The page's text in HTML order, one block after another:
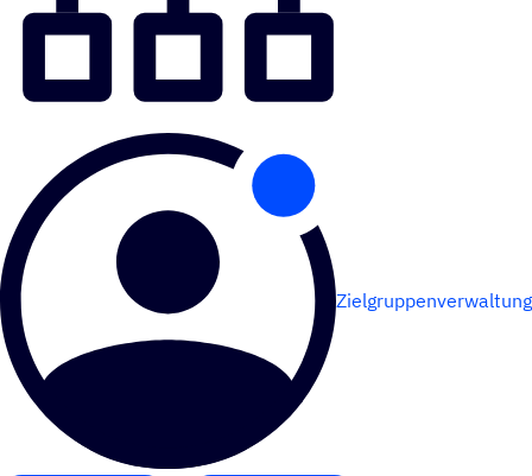
Zielgruppenverwaltung